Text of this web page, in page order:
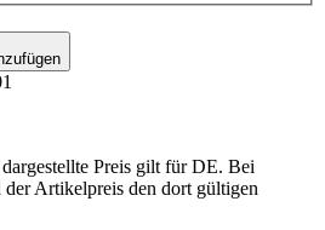
Preis gilt für DE. Bei
Artikelpreis den dort gültigen